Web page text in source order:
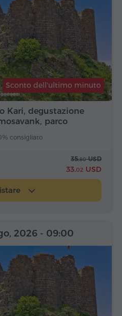
Kari, degustazione
parco
Sconto dell'ultimo minuto
consigliato
35.80USD
33.02 USD
2026 - 09:00